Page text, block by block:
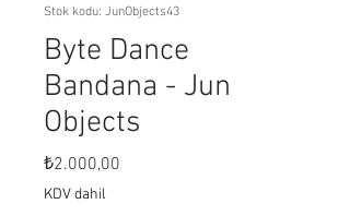
Stok kodu: JunObjects43
Byte Dance
Bandana - Jun
Objects
₺2.000,00
KDV dahil